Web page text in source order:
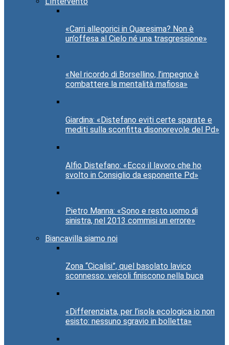
«Carri allegorici in Quaresima? Non è
un’offesa al Cielo né una trasgressione»
«Nel ricordo di Borsellino, l’impegno è
combattere la mentalità mafiosa»
Giardina: «Distefano eviti certe sparate e
mediti sulla sconfitta disonorevole del Pd»
Alfio Distefano: «Ecco il lavoro che ho
svolto in Consiglio da esponente Pd»
Pietro Manna: «Sono e resto uomo di
sinistra, nel 2013 commisi un errore»
Biancavilla siamo noi
Zona “Cicalisi”, quel basolato lavico
sconnesso: veicoli finiscono nella buca
«Differenziata, per l’isola ecologica io non
esisto: nessuno sgravio in bolletta»